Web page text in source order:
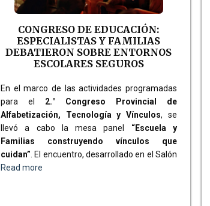
CONGRESO DE EDUCACIÓN:
ESPECIALISTAS Y FAMILIAS
DEBATIERON SOBRE ENTORNOS
ESCOLARES SEGUROS
En el marco de las actividades programadas
para el 2.° Congreso Provincial de
Alfabetización, Tecnología y Vínculos, se
llevó a cabo la mesa panel “Escuela y
Familias construyendo vínculos que
cuidan” . El encuentro, desarrollado en el Salón
Read more